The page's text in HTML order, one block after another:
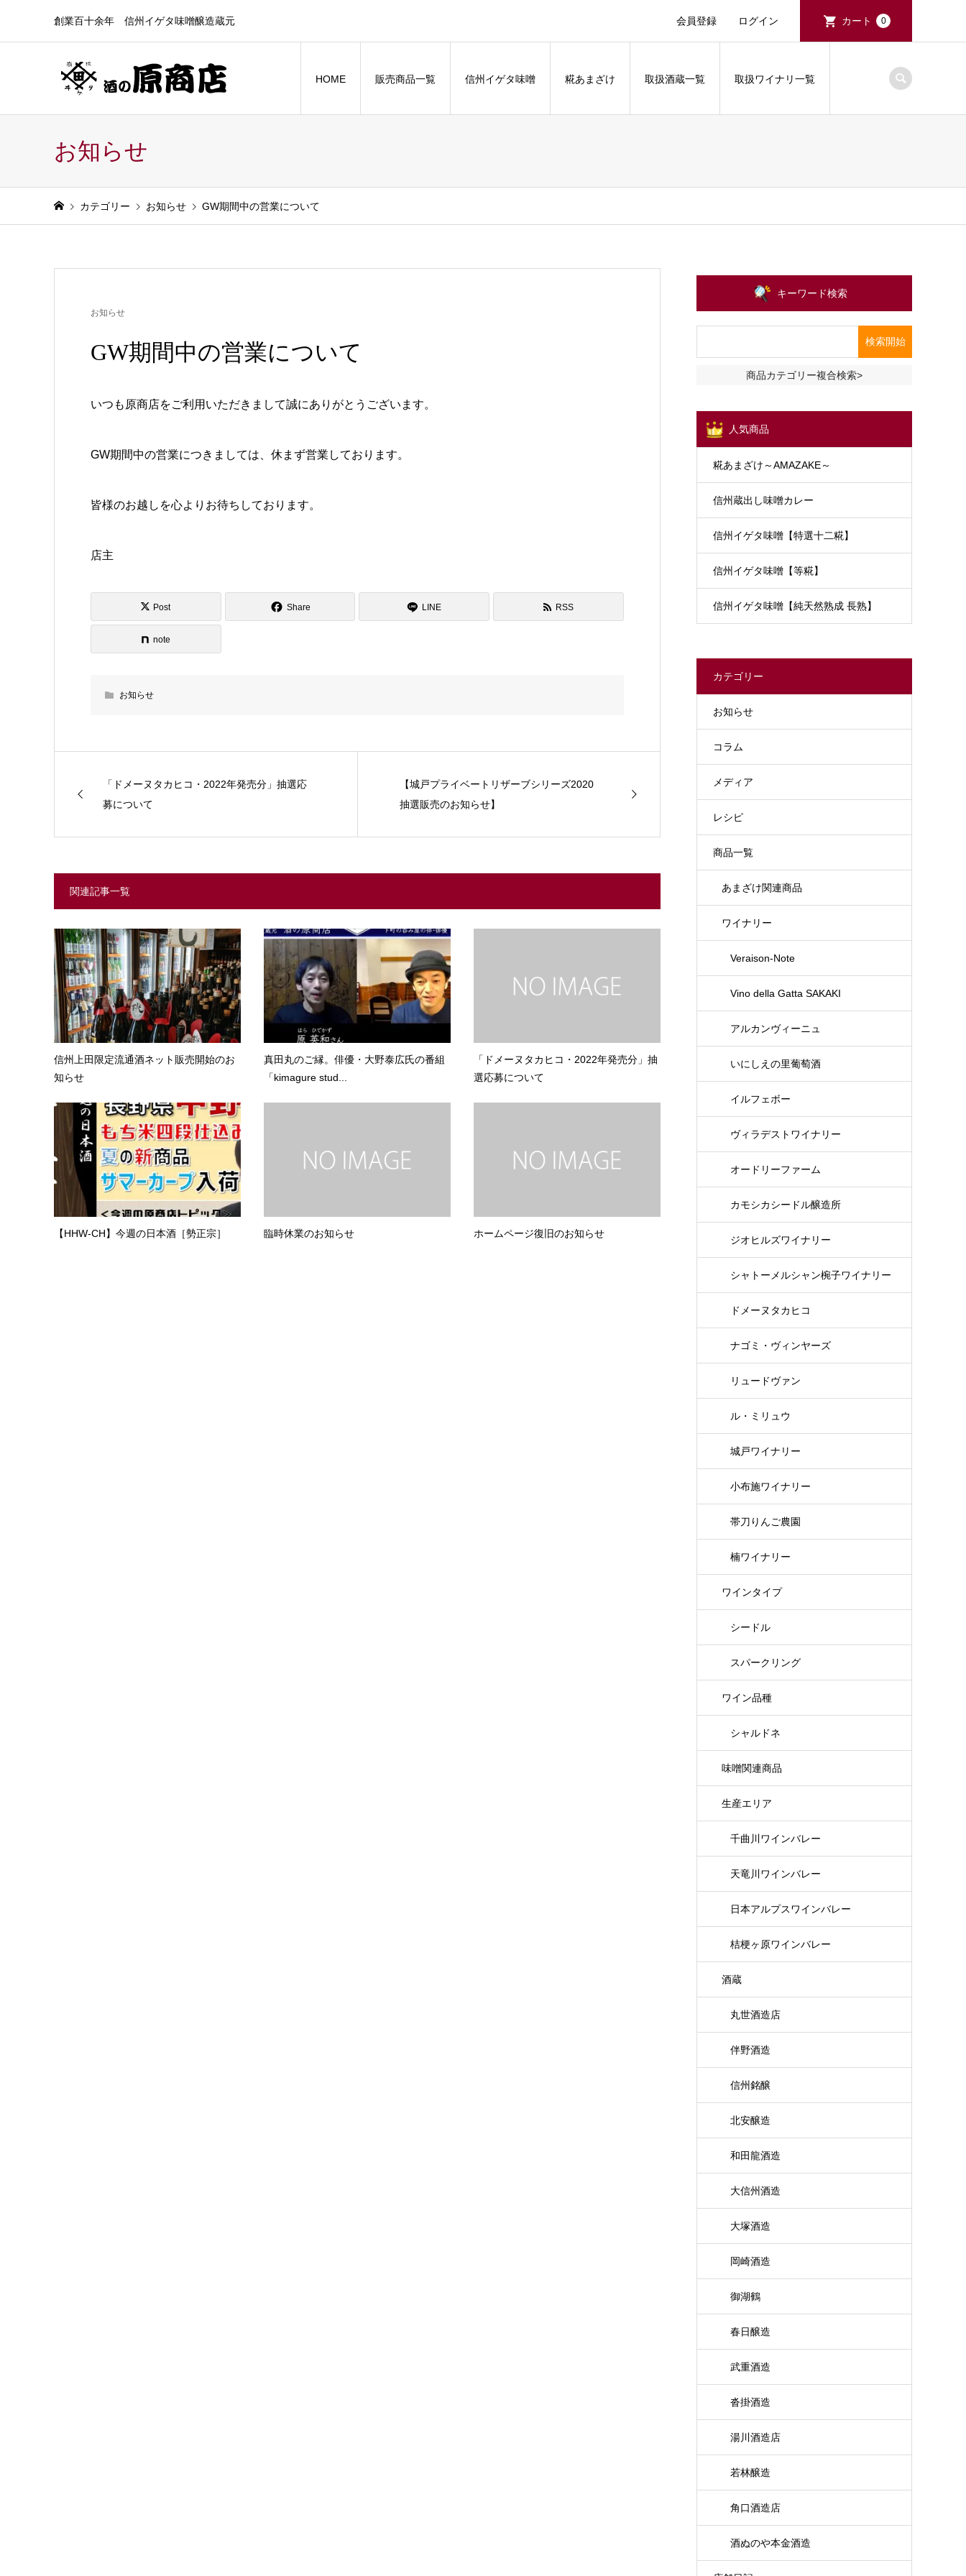
創業百十余年 信州イゲタ味噌醸造蔵元 会員登録 ログイン カート 0
HOME 販売商品一覧 信州イゲタ味噌 糀あまざけ 取扱酒蔵一覧 取扱ワイナリ一覧
お知らせ
カテゴリー お知らせ GW期間中の営業について
お知らせ
GW期間中の営業について
いつも原商店をご利用いただきまして誠にありがとうございます。
GW期間中の営業につきましては、休まず営業しております。
皆様のお越しを心よりお待ちしております。
店主
Post Share LINE RSS
note
お知らせ
「ドメーヌタカヒコ・2022年発売分」抽選応
募について
【城戸プライベートリザーブシリーズ2020
抽選販売のお知らせ】
関連記事一覧
信州上田限定流通酒ネット販売開始のお
知らせ
真田丸のご縁。俳優・大野泰広氏の番組
「kimagure stud...
「ドメーヌタカヒコ・2022年発売分」抽
選応募について
【HHW-CH】今週の日本酒［勢正宗］ 臨時休業のお知らせ ホームページ復旧のお知らせ
キーワード検索
商品カテゴリー複合検索>
人気商品
糀あまざけ～AMAZAKE～
信州蔵出し味噌カレー
信州イゲタ味噌【特選十二糀】
信州イゲタ味噌【等糀】
信州イゲタ味噌【純天然熟成 長熟】
カテゴリー
お知らせ
コラム
メディア
レシピ
商品一覧
あまざけ関連商品
ワイナリー
Veraison-Note
Vino della Gatta SAKAKI
アルカンヴィーニュ
いにしえの里葡萄酒
イルフェボー
ヴィラデストワイナリー
オードリーファーム
カモシカシードル醸造所
ジオヒルズワイナリー
シャトーメルシャン椀子ワイナリー
ドメーヌタカヒコ
ナゴミ・ヴィンヤーズ
リュードヴァン
ル・ミリュウ
城戸ワイナリー
小布施ワイナリー
帯刀りんご農園
楠ワイナリー
ワインタイプ
シードル
スパークリング
ワイン品種
シャルドネ
味噌関連商品
生産エリア
千曲川ワインバレー
天竜川ワインバレー
日本アルプスワインバレー
桔梗ヶ原ワインバレー
酒蔵
丸世酒造店
伴野酒造
信州銘醸
北安醸造
和田龍酒造
大信州酒造
大塚酒造
岡崎酒造
御湖鶴
春日醸造
武重酒造
沓掛酒造
湯川酒造店
若林醸造
角口酒造店
酒ぬのや本金酒造